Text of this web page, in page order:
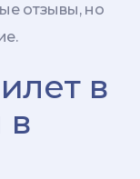
отзывы, но
в
в